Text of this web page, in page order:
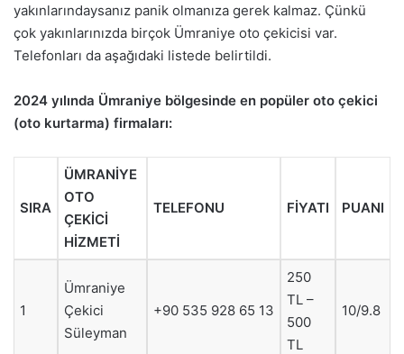
yakınlarındaysanız panik olmanıza gerek kalmaz. Çünkü
çok yakınlarınızda birçok Ümraniye oto çekicisi var.
Telefonları da aşağıdaki listede belirtildi.
2024 yılında Ümraniye bölgesinde en popüler oto çekici
(oto kurtarma) firmaları:
SIRA
ÜMRANİYE
OTO
ÇEKİCİ
HİZMETİ
TELEFONU FİYATI PUANI
1
Ümraniye
Çekici
Süleyman
+90 535 928 65 13
250
TL –
500
TL
10/9.8